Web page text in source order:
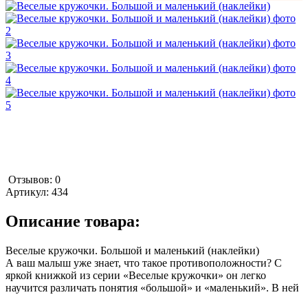
Отзывов: 0
Артикул: 434
Описание товара:
Веселые кружочки. Большой и маленький (наклейки)
А ваш малыш уже знает, что такое противоположности? С
яркой книжкой из серии «Веселые кружочки» он легко
научится различать понятия «большой» и «маленький». В ней